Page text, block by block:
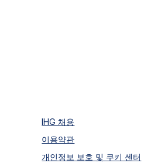
IHG 채용
이용약관
개인정보 보호 및 쿠키 센터